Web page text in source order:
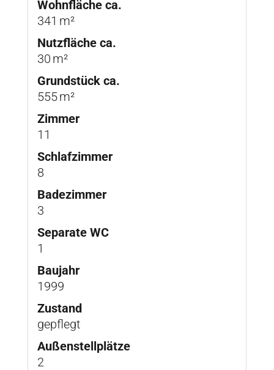
Wohnfläche ca.
341 m²
Nutzfläche ca.
30 m²
Grund­stück ca.
555 m²
Zimmer
11
Schlafzimmer
8
Badezimmer
3
Separate WC
1
Baujahr
1999
Zustand
gepflegt
Außen­stellplätze
2